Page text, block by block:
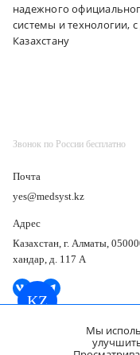
KZ
надежного
системы и технологии,
Казахстану
Звонок по России бесплатно
Почта
yes@medsyst.kz
Адрес
Казахстан, г. Алматы,
хандар, д. 117 А
Мы